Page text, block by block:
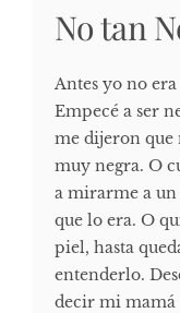
No tan
Antes yo no
Empecé a ser
me dijeron que
muy negra. O
a mirarme a un
que lo era. O
piel, hasta
entenderlo.
decir mi mamá